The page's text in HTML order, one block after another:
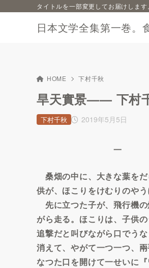
日本文学全集第一巻。
タイトルを一部変更してお届けします。
HOME 下村千秋
旱天實景—— 下村
2019年5月5日
下村千秋
一
桑畑の中に、大きな葉を
供が、ほこりをけむりのや
先に立つた子が、飛行機
がら走る。ほこりは、子供
追撃だと叫びながら口でう
消えて、やがて一つ一つ、
なつた口を開けて一せいに